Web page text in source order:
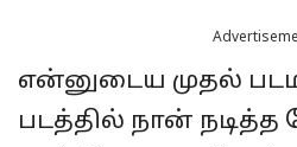
என்னுடைய முதல்
படத்தில் நான்